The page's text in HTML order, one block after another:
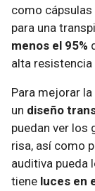
como
para una
menos el 95%
alta
Para mejorar
un diseño
puedan ver los
risa, así como
auditiva pueda
tiene luces en